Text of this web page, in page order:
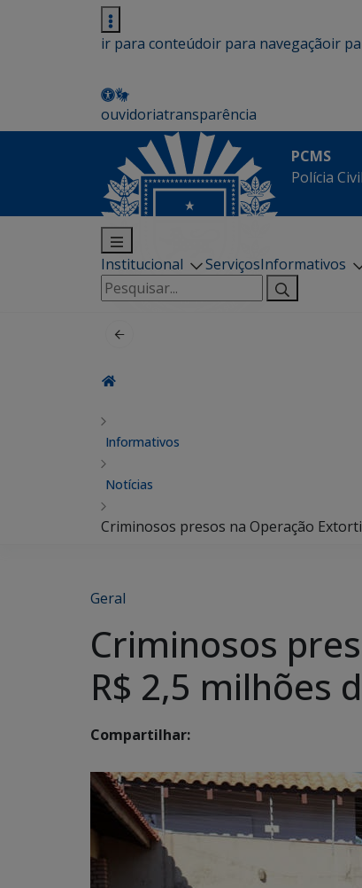
ir para conteúdoir para navegaçãoir
ouvidoriatransparência
PCMS
Polícia
Institucional ServiçosInformativos
Pesquisar
por:
Informativos
Notícias
Criminosos presos na Operação
Geral
Criminosos
R$ 2,5 milhões
Compartilhar: